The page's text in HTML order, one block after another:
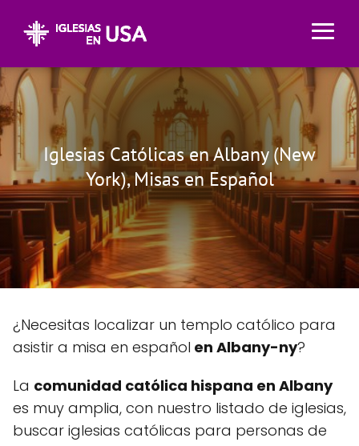
Iglesias Católicas en Albany (New
York), Misas en Español
¿Necesitas localizar un templo católico para
asistir a misa en español en Albany-ny?
La comunidad católica hispana en Albany
es muy amplia, con nuestro listado de iglesias,
buscar iglesias católicas para personas de